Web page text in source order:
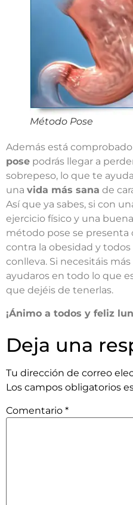
Método Pose
Además está
pose podrás llegar a
sobrepeso, lo que te
una vida más sana de
Así que ya sabes, si con
ejercicio físico y una
método pose se
contra la obesidad y
conlleva. Si necesitáis
ayudaros en todo lo que
que dejéis de tenerlas.
¡Ánimo a todos y feliz
Deja una
Tu dirección de correo
Los campos obligatorios
Comentario *